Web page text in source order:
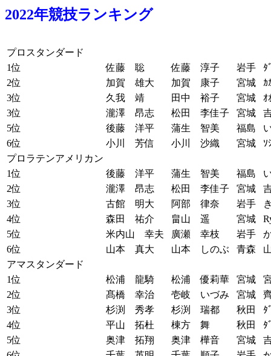
2022年競技ランキング
プロスタンダード
1位
佐藤 聡 佐藤 淳子 岩手
ﾀ
2位
加賀 雄大 加賀 康子 宮城
ｶ
3位
久我 靖 田中 裕子 宮城
ｵ
3位
瀧澤 昂志 松田 李佳子 宮城
5位
後藤 洋平 蒲生 智美 福島
6位
小川 芳信 小川 沙織 宮城
ｿ
プロラテンアメリカン
1位
後藤 洋平 蒲生 智美 福島
2位
瀧澤 昂志 松田 李佳子 宮城
3位
古館 明大 阿部 律奈 岩手
4位
森田 祐介 畠山 遥 宮城
5位
米内山 幸夫 廣瀬 幸枝 岩手
6位
山本 真大 山本 しのぶ 青森
アマスタンダード
1位
松浦 龍騎 松浦 優莉華 宮城
2位
髙橋 幸治 壱岐 いづみ 宮城
3位
杉渕 秀孝 杉渕 瑞都 秋田
ﾀ
4位
平山 拓杜 棟方 舞 秋田
ﾀ
5位
奥津 拓翔 奥津 樺音 宮城